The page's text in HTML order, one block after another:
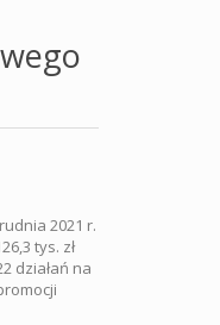
2021 r.
tys. zł
działań na